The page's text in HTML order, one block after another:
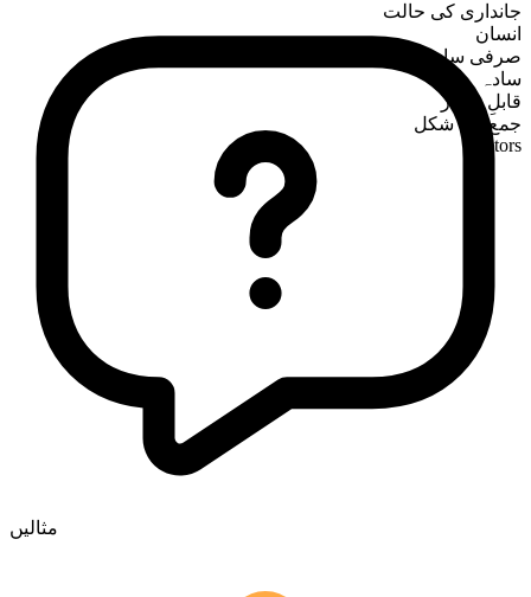
جانداری کی حالت
انسان
صرفی ساخت
سادہ
قابلِ شمار
جمع کی شکل
janitors
مثالیں